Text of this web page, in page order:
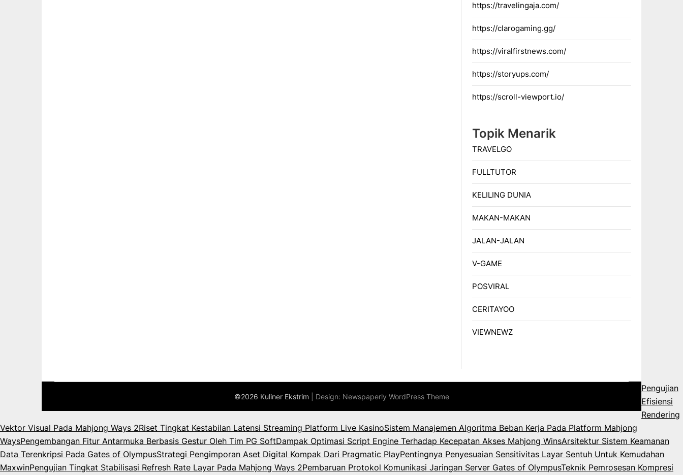
https://travelingaja.com/
https://clarogaming.gg/
https://viralfirstnews.com/
https://storyups.com/
https://scroll-viewport.io/
Topik Menarik
TRAVELGO
FULLTUTOR
KELILING DUNIA
MAKAN-MAKAN
JALAN-JALAN
V-GAME
POSVIRAL
CERITAYOO
VIEWNEWZ
©2026 Kuliner Ekstrim | Design: Newspaperly WordPress Theme
Pengujian
Efisiensi
Rendering
Vektor Visual Pada Mahjong Ways 2Riset Tingkat Kestabilan Latensi Streaming Platform Live KasinoSistem Manajemen Algoritma Beban Kerja Pada Platform Mahjong
WaysPengembangan Fitur Antarmuka Berbasis Gestur Oleh Tim PG SoftDampak Optimasi Script Engine Terhadap Kecepatan Akses Mahjong WinsArsitektur Sistem Keamanan
Data Terenkripsi Pada Gates of OlympusStrategi Pengimporan Aset Digital Kompak Dari Pragmatic PlayPentingnya Penyesuaian Sensitivitas Layar Sentuh Untuk Kemudahan
MaxwinPengujian Tingkat Stabilisasi Refresh Rate Layar Pada Mahjong Ways 2Pembaruan Protokol Komunikasi Jaringan Server Gates of OlympusTeknik Pemrosesan Kompresi